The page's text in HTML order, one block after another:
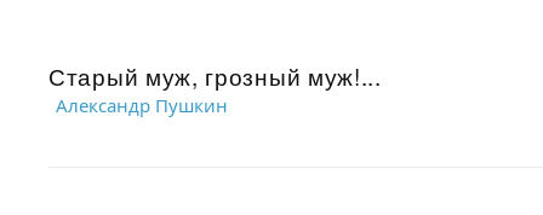
Старый муж, грозный муж!...
Александр Пушкин